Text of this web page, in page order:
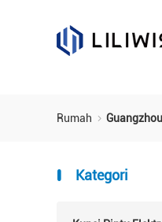
Rumah
Kategori